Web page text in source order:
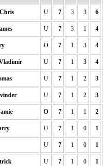
U 7 3 3 6
U 7 3 1 4
O 7 1 3 4
U 7 1 3 4
U 7 1 2 3
U 7 1 2 3
O 7 1 1 2
U 7 1 0 1
U 7 1 0 1
U 7 1 0 1